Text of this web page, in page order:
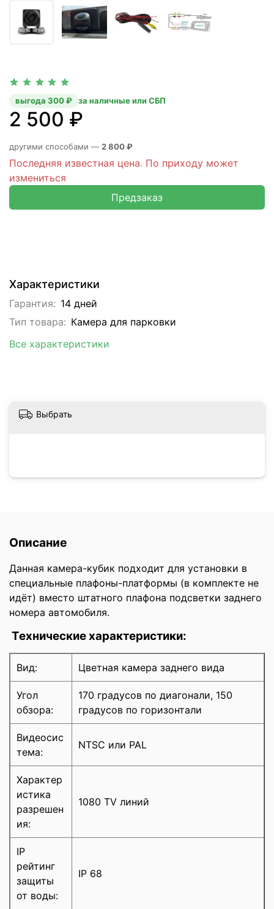
Характеристики
Гарантия: 14 дней
Тип товара: Камера для парковки
Все характеристики
2 500 ₽
выгода 300 ₽ за наличные или СБП
другими способами — 2 800 ₽
Последняя известная цена. По приходу может
измениться
Предзаказ
Выбрать
Описание
Данная камера-кубик подходит для установки в
специальные плафоны-платформы (в комплекте не
идёт) вместо штатного плафона подсветки заднего
номера автомобиля.
Технические характеристики:
Вид: Цветная камера заднего вида
Угол
обзора:
170 градусов по диагонали, 150
градусов по горизонтали
Видеосис
тема:
NTSC или PAL
Характер
истика
разрешен
ия:
1080 TV линий
IP
рейтинг
защиты
от воды:
IP 68